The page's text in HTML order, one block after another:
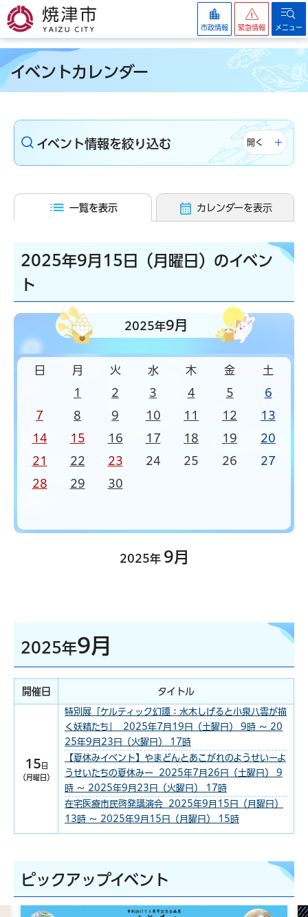
焼津市
市政情報 緊急情報 メニュー
イベントカレンダー
イベント情報を絞り込む 開く
一覧を表示 カレンダーを表示
2025年9月15日（月曜日）のイベン
ト
2025年9月
日 月 火 水 木 金 土
1 2 3 4 5 6
7 8 9 10 11 12 13
14 15 16 17 18 19 20
21 22 23 24 25 26 27
28 29 30
2025年 9月
2025年9月
開催日 タイトル
15 日
（月曜日）
特別展「ケルティック幻譚：水木しげると小泉八雲が描
く妖精たち」 2025年7月19日（土曜日） 9時 ～ 20
25年9月23日（火曜日） 17時
【夏休みイベント】やまどんとあこがれのようせいーよ
うせいたちの夏休みー 2025年7月26日（土曜日） 9
時 ～ 2025年9月23日（火曜日） 17時
在宅医療市民啓発講演会 2025年9月15日（月曜日）
13時 ～ 2025年9月15日（月曜日） 15時
ピックアップイベント